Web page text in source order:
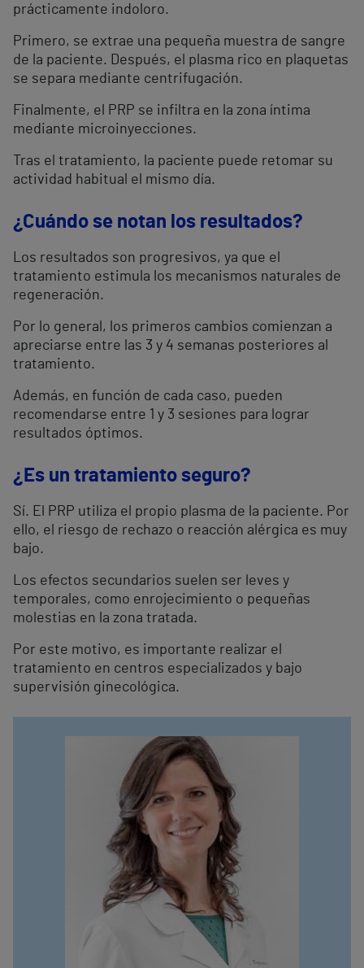
prácticamente indoloro.
Primero, se extrae una pequeña muestra de sangre
de la paciente. Después, el plasma rico en plaquetas
se separa mediante centrifugación.
Finalmente, el PRP se infiltra en la zona íntima
mediante microinyecciones.
Tras el tratamiento, la paciente puede retomar su
actividad habitual el mismo día.
¿Cuándo se notan los resultados?
Los resultados son progresivos, ya que el
tratamiento estimula los mecanismos naturales de
regeneración.
Por lo general, los primeros cambios comienzan a
apreciarse entre las 3 y 4 semanas posteriores al
tratamiento.
Además, en función de cada caso, pueden
recomendarse entre 1 y 3 sesiones para lograr
resultados óptimos.
¿Es un tratamiento seguro?
Sí. El PRP utiliza el propio plasma de la paciente. Por
ello, el riesgo de rechazo o reacción alérgica es muy
bajo.
Los efectos secundarios suelen ser leves y
temporales, como enrojecimiento o pequeñas
molestias en la zona tratada.
Por este motivo, es importante realizar el
tratamiento en centros especializados y bajo
supervisión ginecológica.